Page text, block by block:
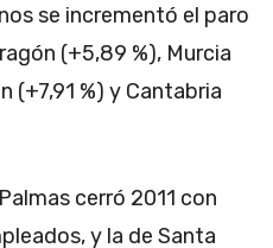
se incrementó el paro
(+5,89 %), Murcia
(+7,91 %) y Cantabria
cerró 2011 con
y la de Santa